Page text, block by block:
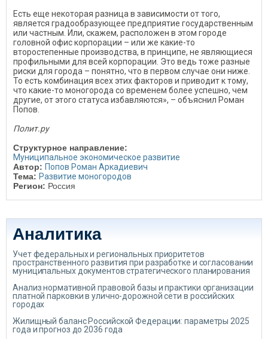
Есть еще некоторая разница в зависимости от того,
является градообразующее предприятие государственным
или частным. Или, скажем, расположен в этом городе
головной офис корпорации – или же какие-то
второстепенные производства, в принципе, не являющиеся
профильными для всей корпорации. Это ведь тоже разные
риски для города – понятно, что в первом случае они ниже.
То есть комбинация всех этих факторов и приводит к тому,
что какие-то моногорода со временем более успешно, чем
другие, от этого статуса избавляются», – объяснил Роман
Попов.
Полит.ру
Структурное направление:
Муниципальное экономическое развитие
Автор: Попов Роман Аркадиевич
Тема: Развитие моногородов
Регион: Россия
Аналитика
Учет федеральных и региональных приоритетов
пространственного развития при разработке и согласовании
муниципальных документов стратегического планирования
Анализ нормативной правовой базы и практики организации
платной парковки в улично-дорожной сети в российских
городах
Жилищный баланс Российской Федерации: параметры 2025
года и прогноз до 2036 года